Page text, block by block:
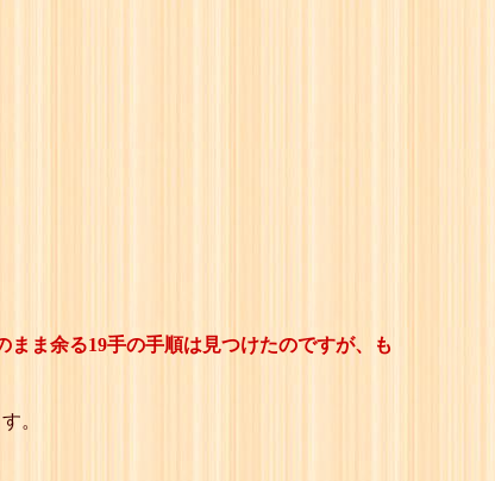
ま余る19手の手順は見つけたのですが、も
。